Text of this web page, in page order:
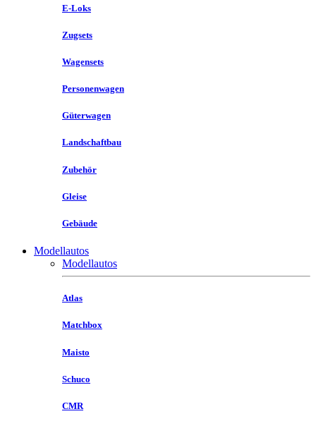
E-Loks
Zugsets
Wagensets
Personenwagen
Güterwagen
Landschaftbau
Zubehör
Gleise
Gebäude
Modellautos
Modellautos
Atlas
Matchbox
Maisto
Schuco
CMR